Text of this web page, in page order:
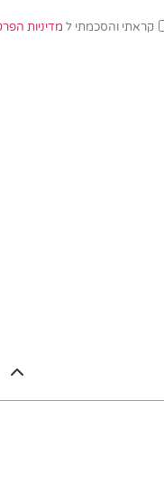
קראתי והסכמתי ל מדיניות